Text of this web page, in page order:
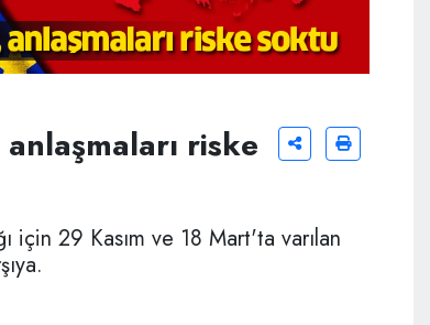
riske
için 29 Kasım ve 18 Mart'ta varılan